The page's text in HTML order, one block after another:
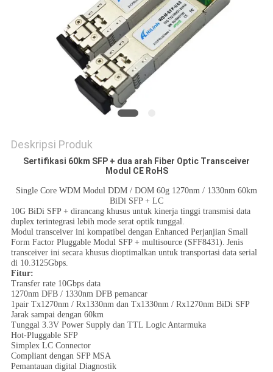
Deskripsi Produk
Sertifikasi 60km SFP + dua arah Fiber Optic Transceiver
Modul CE RoHS
Single Core WDM Modul DDM / DOM 60g 1270nm / 1330nm 60km
BiDi SFP + LC
10G BiDi SFP + dirancang khusus untuk kinerja tinggi transmisi data
duplex terintegrasi lebih mode serat optik tunggal.
Modul transceiver ini kompatibel dengan Enhanced Perjanjian Small
Form Factor Pluggable Modul SFP + multisource (SFF8431). Jenis
transceiver ini secara khusus dioptimalkan untuk transportasi data serial
di 10.3125Gbps.
Fitur:
Transfer rate 10Gbps data
1270nm DFB / 1330nm DFB pemancar
1pair Tx1270nm / Rx1330nm dan Tx1330nm / Rx1270nm BiDi SFP
Jarak sampai dengan 60km
Tunggal 3.3V Power Supply dan TTL Logic Antarmuka
Hot-Pluggable SFP
Simplex LC Connector
Compliant dengan SFP MSA
Pemantauan digital Diagnostik